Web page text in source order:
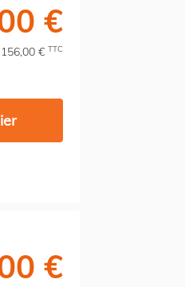
€
€ TTC
€